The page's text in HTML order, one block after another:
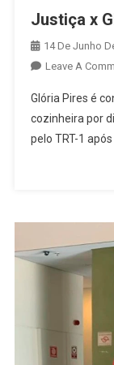
Justiça x
14 De Junho
Leave A
Glória Pires é
cozinheira por
pelo TRT-1